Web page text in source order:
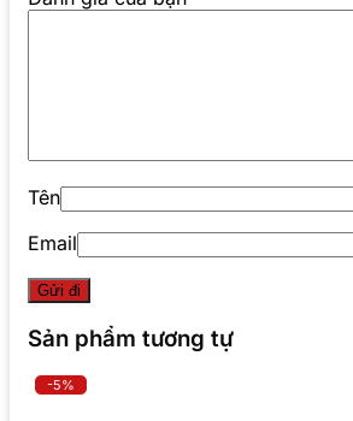
Tên
Email
Sản phẩm tương tự
-5%